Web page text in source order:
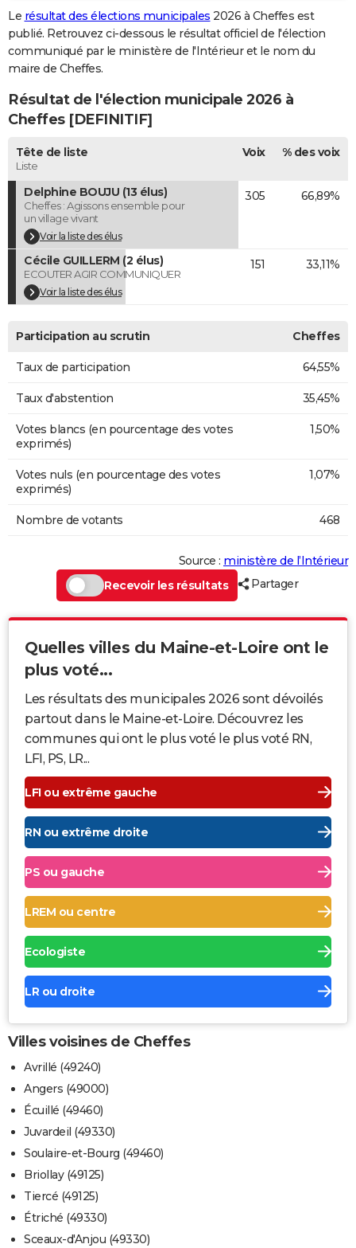
Destinations
City break
Voyage nature
Voyage de noces
Forum
Climat
+
PHOTO
GUIDES D'ACHAT
CARTE DE VOEUX
Carte de Noël
Carte Bonne année
Carte Saint-Valentin
Carte Pâques
Carte d'anniversaire
DICTIONNAIRE
PROGRAMME TV
COPAINS D'AVANT
S'inscrire
Se connecter
Lycées
Collèges
Primaires
Universités
Entreprises
Service militaire
Avis de recherche
AVIS DE DÉCÈS
FORUM
Bricolage
Lifestyle
Culture
Sport
Auto
Television
Voyage
Cinema
Le résultat des élections municipales 2026 à Cheffes est
publié. Retrouvez ci-dessous le résultat officiel de l'élection
communiqué par le ministère de l'Intérieur et le nom du
maire de Cheffes.
Résultat de l'élection municipale 2026 à
Cheffes [DEFINITIF]
Tête de liste
Liste
Voix % des voix
Delphine BOUJU (13 élus)
Cheffes : Agissons ensemble pour
un village vivant
Voir la liste des élus
305 66,89%
Cécile GUILLERM (2 élus)
ECOUTER AGIR COMMUNIQUER
Voir la liste des élus
151 33,11%
Participation au scrutin Cheffes
Taux de participation 64,55%
Taux d'abstention 35,45%
Votes blancs (en pourcentage des votes
exprimés)
1,50%
Votes nuls (en pourcentage des votes
exprimés)
1,07%
Nombre de votants 468
Source : ministère de l’Intérieur
Recevoir les résultats
Partager
Quelles villes du Maine-et-Loire ont le
plus voté...
Les résultats des municipales 2026 sont dévoilés
partout dans le Maine-et-Loire. Découvrez les
communes qui ont le plus voté le plus voté RN,
LFI, PS, LR...
LFI ou extrême gauche
RN ou extrême droite
PS ou gauche
LREM ou centre
Ecologiste
LR ou droite
Villes voisines de Cheffes
Avrillé (49240)
Angers (49000)
Écuillé (49460)
Juvardeil (49330)
Soulaire-et-Bourg (49460)
Briollay (49125)
Tiercé (49125)
Étriché (49330)
Sceaux-d'Anjou (49330)